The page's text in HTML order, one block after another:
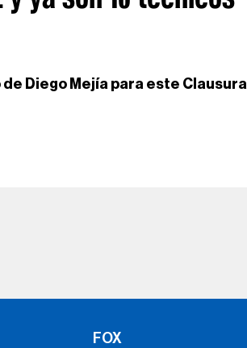
Diego Mejía para este Clausura
FOX